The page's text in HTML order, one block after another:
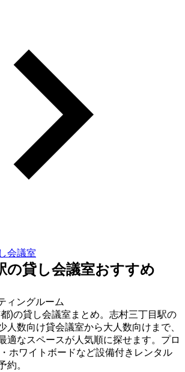
会議室
の貸し会議室おすすめ
ィングルーム
)の貸し会議室まとめ。志村三丁目駅の
人数向け貸会議室から大人数向けまで、
適なスペースが人気順に探せます。プロ
ホワイトボードなど設備付きレンタル
約。